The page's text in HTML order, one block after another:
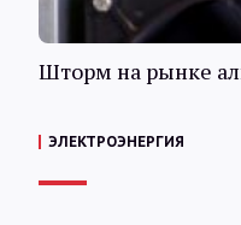
Шторм на рынке
ЭЛЕКТРОЭНЕРГИЯ